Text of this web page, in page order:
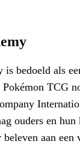
is bedoeld als
Pokémon TCG
ouders en
beleven aan